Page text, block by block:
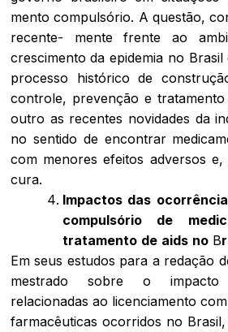
mento compulsório. A questão,
recente- mente frente ao
crescimento da epidemia no
processo histórico de
controle, prevenção e
outro as recentes novidades da
no sentido de encontrar
com menores efeitos adversos e,
cura.
Impactos das
compulsório de
tratamento de aids noB
Em seus estudos para a redação
mestrado sobre o impacto
relacionadas ao licenciamento
farmacêuticas ocorridos no